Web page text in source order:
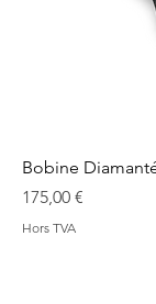
Bobine
Prix
175,00 €
Hors TVA